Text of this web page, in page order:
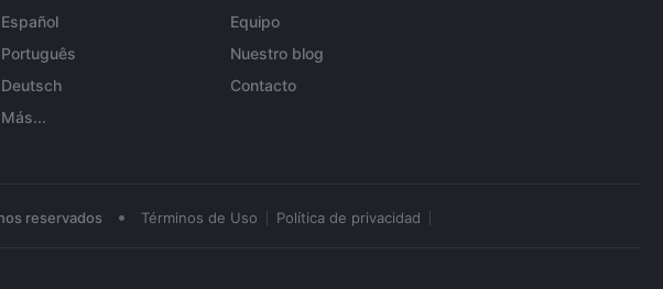
Español
Português
Deutsch
Más...
Equipo
Nuestro blog
Contacto
reservados • Términos de Uso Política de privacidad